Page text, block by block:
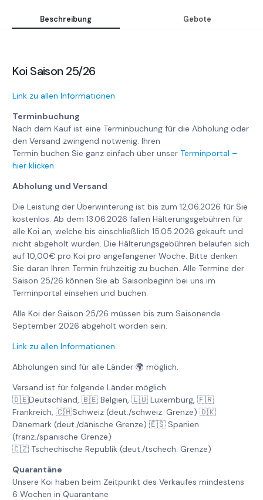
Beschreibung Gebote
Koi Saison 25/26
Link zu allen Informationen
Terminbuchung
Nach dem Kauf ist eine Terminbuchung für die Abholung oder
den Versand zwingend notwenig. Ihren
Termin buchen Sie ganz einfach über unserTerminportal –
hier klicken
Abholung und Versand
Die Leistung der Überwinterung ist bis zum 12.06.2026 für Sie
kostenlos. Ab dem 13.06.2026 fallen Hälterungsgebühren für
alle Koi an, welche bis einschließlich 15.05.2026 gekauft und
nicht abgeholt wurden. Die Hälterungsgebühren belaufen sich
auf 10,00€ pro Koi pro angefangener Woche. Bitte denken
Sie daran Ihren Termin frühzeitig zu buchen. Alle Termine der
Saison 25/26 können Sie ab Saisonbeginn bei uns im
Terminportal einsehen und buchen.
Alle Koi der Saison 25/26 müssen bis zum Saisonende
September 2026 abgeholt worden sein.
Link zu allen Informationen
Abholungen sind für alle Länder 🌍 möglich.
Versand ist für folgende Länder möglich
🇩🇪Deutschland, 🇧🇪 Belgien, 🇱🇺 Luxemburg, 🇫🇷
Frankreich, 🇨🇭Schweiz (deut./schweiz. Grenze) 🇩🇰
Dänemark (deut./dänische Grenze) 🇪🇸 Spanien
(franz./spanische Grenze)
🇨🇿 Tschechische Republik (deut./tschech. Grenze)
Quarantäne
Unsere Koi haben beim Zeitpunkt des Verkaufes mindestens
6 Wochen in Quarantäne